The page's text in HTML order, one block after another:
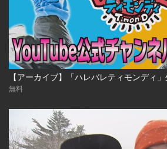
【アーカイブ】「ハレバレティモンディ
無料